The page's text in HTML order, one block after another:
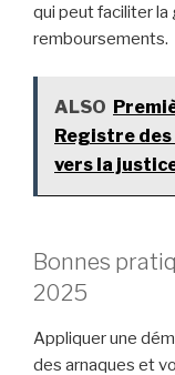
qui peut faciliter
remboursements.
ALSO
Registre des
vers la
Bonnes
2025
Appliquer une
des arnaques et